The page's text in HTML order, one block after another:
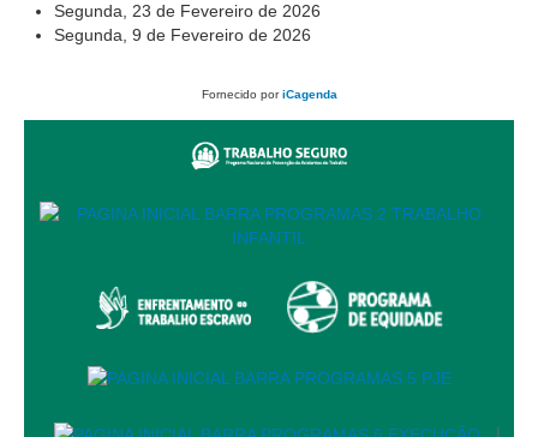
Programa Trabalho Seguro
Ação Trabalhista (Atermação)
Atermação On-line - Interior de Roraima
Atermação On-line - Interior do Amazonas
Agendamento de Reclamação Verbal
Consulta de Pautas
Atas de Sessões do Pleno
Segunda, 23 de Fevereiro de 2026
Segunda, 9 de Fevereiro de 2026
Fornecido poriCagenda